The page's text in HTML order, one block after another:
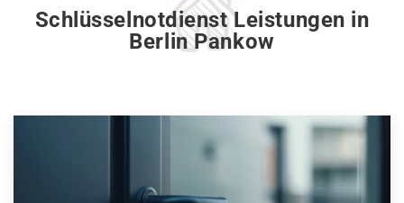
Schlüsselnotdienst Leistungen in
Berlin Pankow